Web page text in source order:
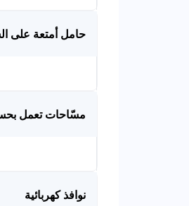
حامل أمتعة على
مسّاحات تعمل
نوافذ كهربائية